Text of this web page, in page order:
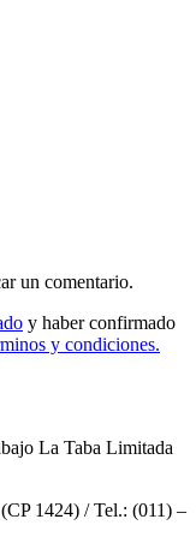
un comentario.
y haber confirmado
y condiciones.
La Taba Limitada
1424) / Tel.: (011) –